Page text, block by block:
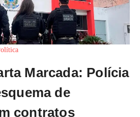
Marcada: Polícia
de
contratos